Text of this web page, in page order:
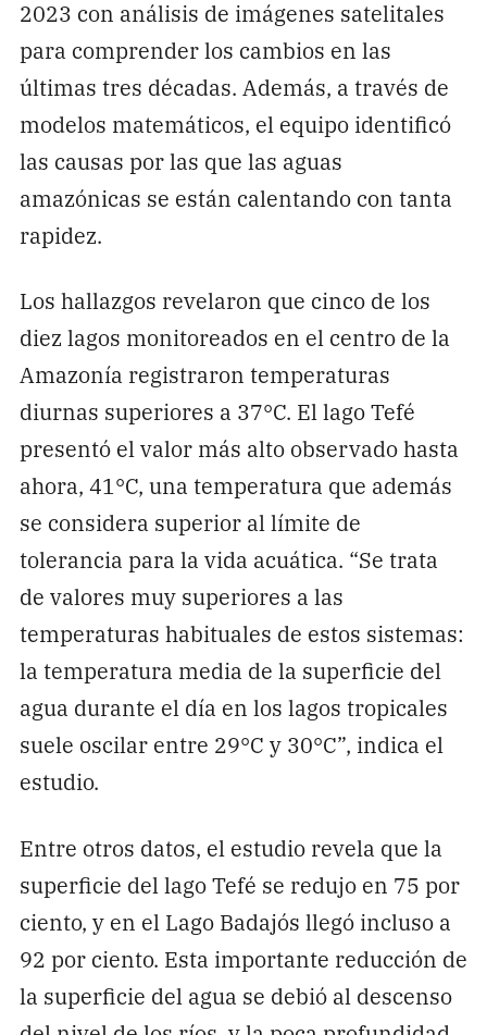
2023 con análisis de imágenes satelitales
para comprender los cambios en las
últimas tres décadas. Además, a través de
modelos matemáticos, el equipo identificó
las causas por las que las aguas
amazónicas se están calentando con tanta
rapidez.
Los hallazgos revelaron que cinco de los
diez lagos monitoreados en el centro de la
Amazonía registraron temperaturas
diurnas superiores a 37°C. El lago Tefé
presentó el valor más alto observado hasta
ahora, 41°C, una temperatura que además
se considera superior al límite de
tolerancia para la vida acuática. “Se trata
de valores muy superiores a las
temperaturas habituales de estos sistemas:
la temperatura media de la superficie del
agua durante el día en los lagos tropicales
suele oscilar entre 29°C y 30°C”, indica el
estudio.
Entre otros datos, el estudio revela que la
superficie del lago Tefé se redujo en 75 por
ciento, y en el Lago Badajós llegó incluso a
92 por ciento. Esta importante reducción de
la superficie del agua se debió al descenso